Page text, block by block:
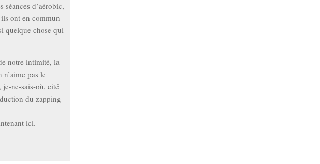
séances d’aérobic,
ont en commun
quelque chose qui
notre intimité, la
pas le
ne-sais-où, cité
du zapping
ici.